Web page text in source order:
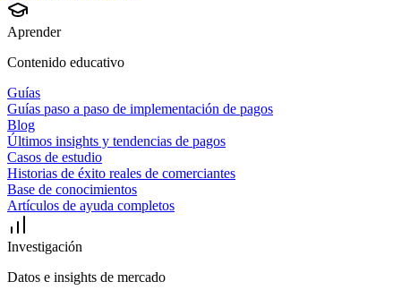
Aprender
Contenido educativo
Guías
Guías paso a paso de implementación de pagos
Blog
Últimos insights y tendencias de pagos
Casos de estudio
Historias de éxito reales de comerciantes
Base de conocimientos
Artículos de ayuda completos
Investigación
Datos e insights de mercado